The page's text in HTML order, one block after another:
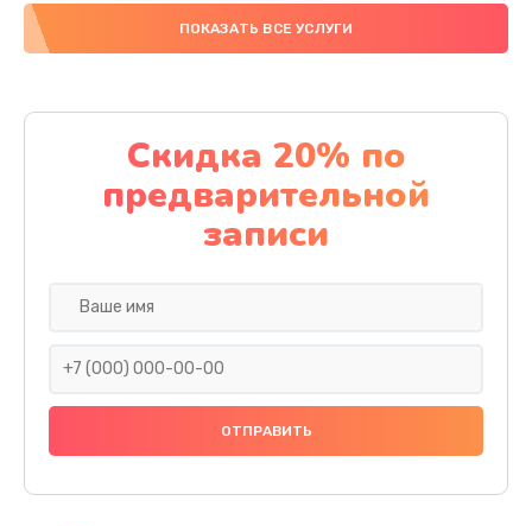
Замена передней камеры
Заказать
Замена полифонического динамика
390 руб.
Заказать
Сбор/Разбор
ПОКАЗАТЬ ВСЕ УСЛУГИ
Скидка 20% по
предварительной
записи